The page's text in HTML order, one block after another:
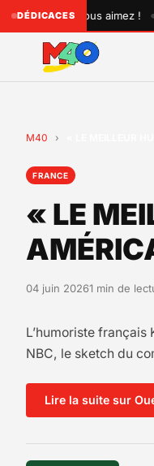
DÉDICACES
que vous aimez ! •
M40 ›
FRANCE
« LE
04 juin 20261 min de
L’humoriste
NBC, le sketch du
Lire la suite sur